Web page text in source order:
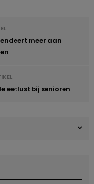
meer aan
eetlust bij senioren